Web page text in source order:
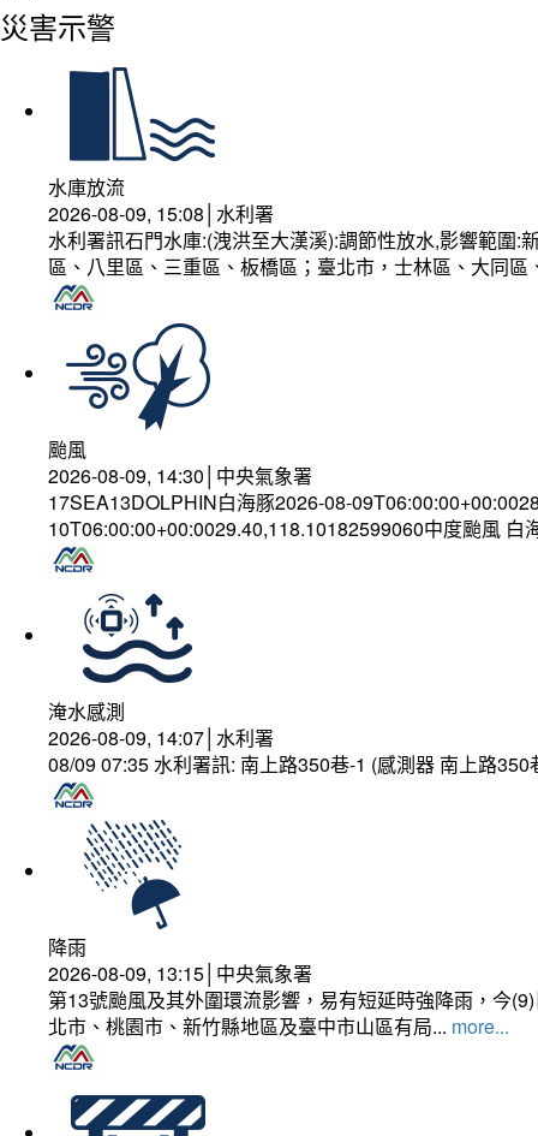
災害示警
水庫放流
2026-08-09, 15:08│水利署
水利署訊石門水庫:(洩洪至大漢溪):調節性放水,影響範圍
區、八里區、三重區、板橋區；臺北市，士林區、大同
颱風
2026-08-09, 14:30│中央氣象署
17SEA13DOLPHIN白海豚2026-08-
10T06:00:00+00:0029.40,118.10182599060中度颱風 白
淹水感測
2026-08-09, 14:07│水利署
08/09 07:35 水利署訊: 南上路350巷-1 (感測器 南上路
降雨
2026-08-09, 13:15│中央氣象署
第13號颱風及其外圍環流影響，易有短延時強降雨，今
北市、桃園市、新竹縣地區及臺中市山區有局... more...